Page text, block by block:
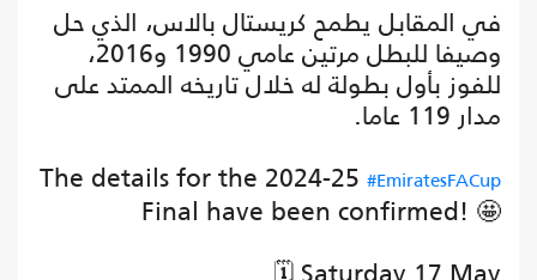
في المقابل يطمح كريستال بالاس، الذي حل
وصيفا للبطل مرتين عامي 1990 و2016،
للفوز بأول بطولة له خلال تاريخه الممتد على
مدار 119 عاما.
The details for the 2024-25 #EmiratesFACup
Final have been confirmed! 🤩